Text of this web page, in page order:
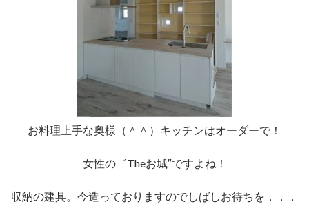
お料理上手な奥様（＾＾）キッチンはオーダーで！
女性の゛Theお城″ですよね！
収納の建具。今造っておりますのでしばしお待ちを．．．